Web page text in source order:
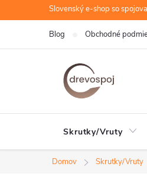
na
Slovenský e-shop so
Blog Obchodné
Skrutky/Vruty
Domov Skrutky/Vruty